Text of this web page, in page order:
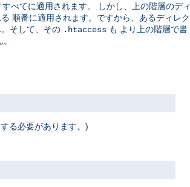
べてに適用されます。 しかし、上の階層のディ
順番に適用されます。ですから、あるディレク
そして、その .htaccess も より上の階層で書
る必要があります。)